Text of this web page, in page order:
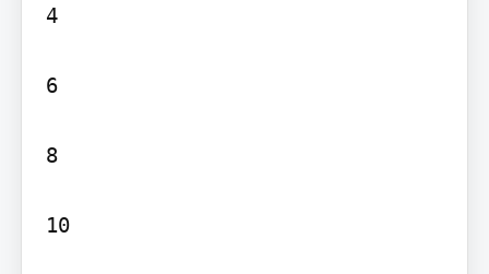
4
6
8
10